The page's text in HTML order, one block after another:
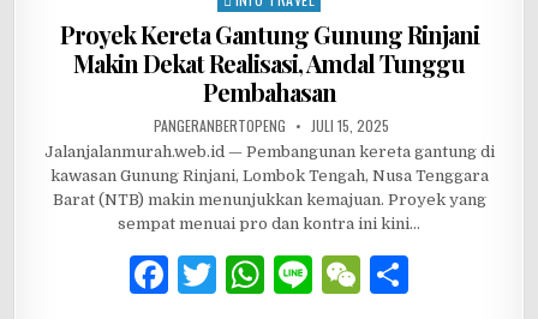
b
o
o
k
r A
p
p
at
Proyek Kereta Gantung Gunung Rinjani
Makin Dekat Realisasi, Amdal Tunggu
Pembahasan
AUTHOR:
PANGERANBERTOPENG PUBLISHED DATE:
JULI 15, 2025
Jalanjalanmurah.web.id — Pembangunan kereta gantung di
kawasan Gunung Rinjani, Lombok Tengah, Nusa Tenggara
Barat (NTB) makin menunjukkan kemajuan. Proyek yang
sempat menuai pro dan kontra ini kini…
F T W Li W